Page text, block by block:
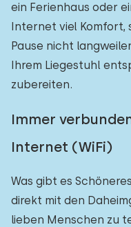
ein Ferienhaus oder
Internet viel Komfort,
Pause nicht
Ihrem Liegestuhl
zubereiten.
Immer
Internet (WiFi)
Was gibt es
direkt mit den
lieben Menschen zu